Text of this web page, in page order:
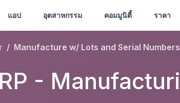
แอป อุตสาหกรรม คอมมูนิตี้ ราคา
Manufacture w/ Lots and Serial Numbers